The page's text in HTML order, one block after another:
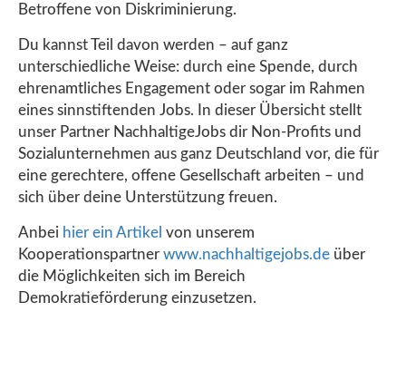
Betroffene von Diskriminierung.
Du kannst Teil davon werden – auf ganz
unterschiedliche Weise: durch eine Spende, durch
ehrenamtliches Engagement oder sogar im Rahmen
eines sinnstiftenden Jobs. In dieser Übersicht stellt
unser Partner NachhaltigeJobs dir Non-Profits und
Sozialunternehmen aus ganz Deutschland vor, die für
eine gerechtere, offene Gesellschaft arbeiten – und
sich über deine Unterstützung freuen.
Anbei hier ein Artikel von unserem
Kooperationspartner www.nachhaltigejobs.de über
die Möglichkeiten sich im Bereich
Demokratieförderung einzusetzen.